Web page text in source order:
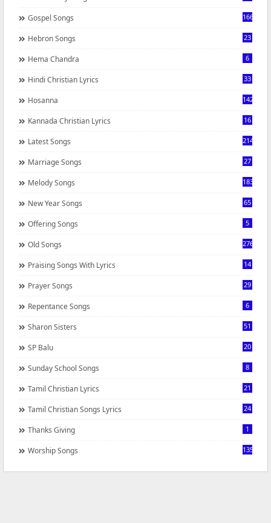
Gospel Songs 166
Hebron Songs 23
Hema Chandra 6
Hindi Christian Lyrics 33
Hosanna 142
Kannada Christian Lyrics 16
Latest Songs 214
Marriage Songs 27
Melody Songs 183
New Year Songs 65
Offering Songs 5
Old Songs 276
Praising Songs With Lyrics 14
Prayer Songs 29
Repentance Songs 6
Sharon Sisters 51
SP Balu 20
Sunday School Songs 8
Tamil Christian Lyrics 21
Tamil Christian Songs Lyrics 24
Thanks Giving 1
Worship Songs 1351